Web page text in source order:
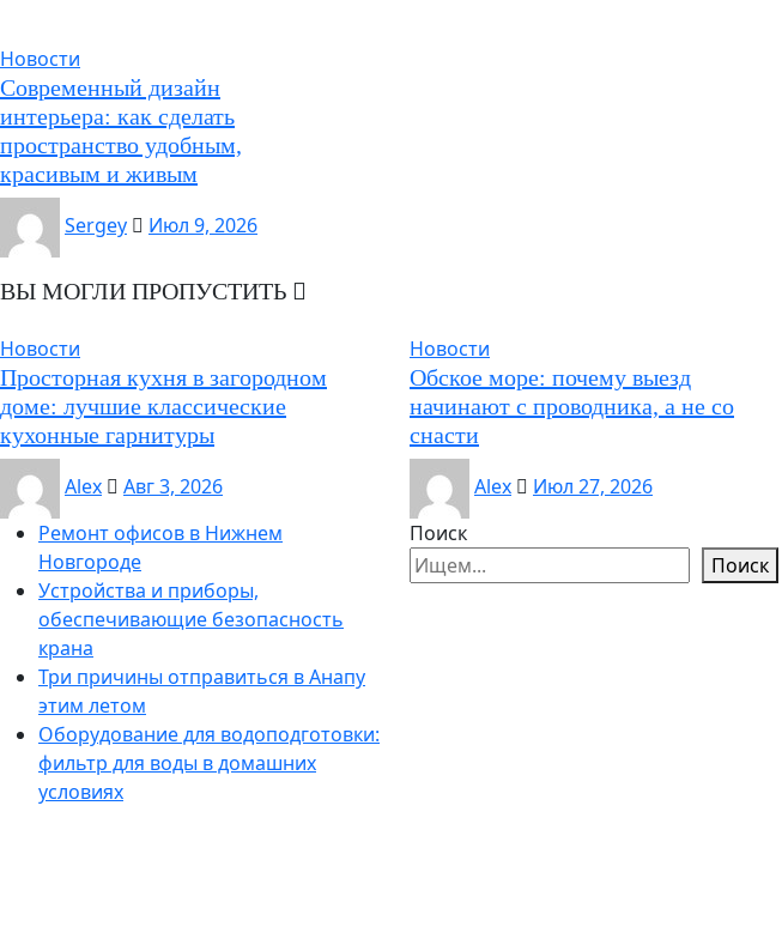
Новости
Современный дизайн
интерьера: как сделать
пространство удобным,
красивым и живым
Sergey
Июл 9, 2026
ВЫ МОГЛИ ПРОПУСТИТЬ
Новости
Просторная кухня в загородном
доме: лучшие классические
кухонные гарнитуры
Alex
Авг 3, 2026
Новости
Обское море: почему выезд
начинают с проводника, а не со
снасти
Alex
Июл 27, 2026
Ремонт офисов в Нижнем
Новгороде
Устройства и приборы,
обеспечивающие безопасность
крана
Три причины отправиться в Анапу
этим летом
Оборудование для водоподготовки:
фильтр для воды в домашних
условиях
Поиск
Поиск